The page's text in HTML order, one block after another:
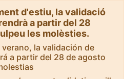
d'estiu, la validació
a partir del 28
les molèsties.
la validación de
a partir del 28 de agosto